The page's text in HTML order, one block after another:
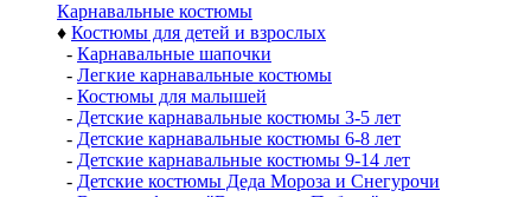
Карнавальные костюмы
♦ Костюмы для детей и взрослых
- Карнавальные шапочки
- Легкие карнавальные костюмы
- Костюмы для малышей
- Детские карнавальные костюмы 3-5 лет
- Детские карнавальные костюмы 6-8 лет
- Детские карнавальные костюмы 9-14 лет
- Детские костюмы Деда Мороза и Снегурочи